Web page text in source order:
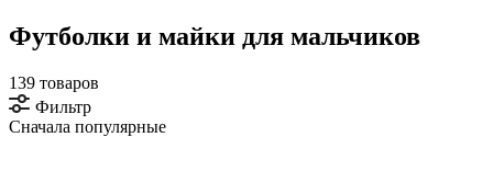
Футболки и майки для мальчиков
139 товаров
Фильтр
Сначала популярные